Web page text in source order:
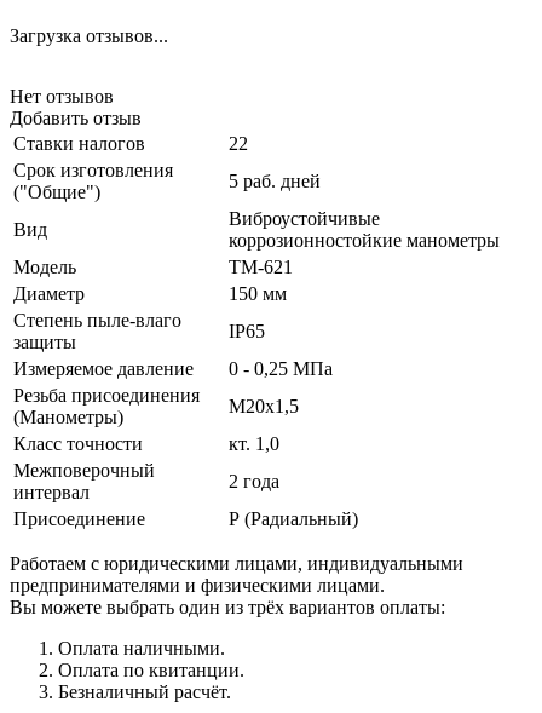
Загрузка отзывов...
Нет отзывов
Добавить отзыв
Ставки налогов
22
Срок изготовления
("Общие")
5 раб. дней
Вид
Виброустойчивые
коррозионностойкие манометры
Модель
ТМ-621
Диаметр
150 мм
Степень пыле-влаго
защиты
IP65
Измеряемое давление
0 - 0,25 МПа
Резьба присоединения
(Манометры)
М20х1,5
Класс точности
кт. 1,0
Межповерочный
интервал
2 года
Присоединение
Р (Радиальный)
Работаем с юридическими лицами, индивидуальными
предпринимателями и физическими лицами.
Вы можете выбрать один из трёх вариантов оплаты:
Оплата наличными.
Оплата по квитанции.
Безналичный расчёт.